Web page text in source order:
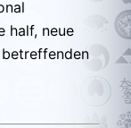
half, neue